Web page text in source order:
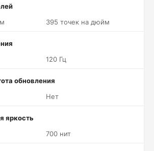
395 точек на дюйм
120 Гц
обновления
Нет
яркость
700 нит